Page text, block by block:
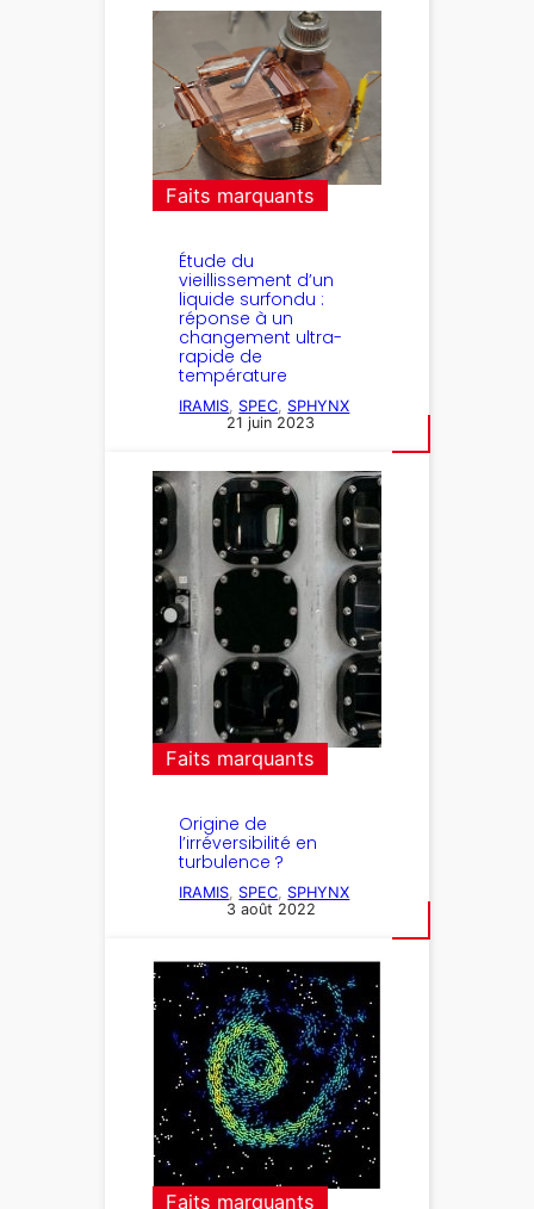
Faits marquants
Étude du
vieillissement d’un
liquide surfondu :
réponse à un
changement ultra-
rapide de
température
IRAMIS, SPEC, SPHYNX
21 juin 2023
Faits marquants
Origine de
l’irréversibilité en
turbulence ?
IRAMIS, SPEC, SPHYNX
3 août 2022
Faits marquants